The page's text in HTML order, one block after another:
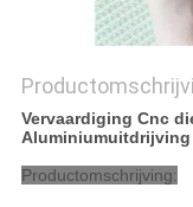
Vervaardiging Cnc
Aluminiumuitdrijving
Productomschrijving: